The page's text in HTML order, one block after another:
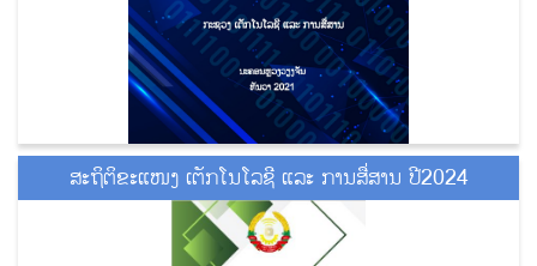
ສະຖິຕິຂະແໜງ ເຕັກໂນໂລຊີ ແລະ ການສື່ສານ ປີ2024